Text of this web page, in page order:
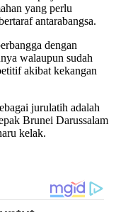
yang perlu
antarabangsa.
dengan
walaupun sudah
akibat kekangan
jurulatih adalah
Brunei Darussalam
kelak.